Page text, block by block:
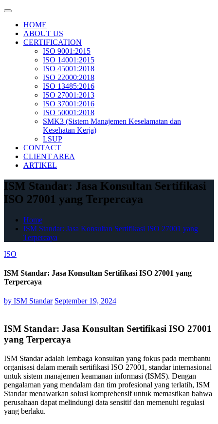
Skip
contentHOME
ABOUT US
CERTIFICATION
ISO 9001:2015
ISO 14001:2015
ISO 45001:2018
ISO 22000:2018
ISO 13485:2016
ISO 27001:2013
ISO 37001:2016
ISO 50001:2018
SMK3 (Sistem Manajemen Keselamatan dan
Kesehatan Kerja)
LSUP
CONTACT
CLIENT AREA
ARTIKEL
ISM Standar: Jasa Konsultan Sertifikasi
ISO 27001 yang Terpercaya
Home
ISM Standar: Jasa Konsultan Sertifikasi ISO 27001 yang
Terpercaya
ISO
ISM Standar: Jasa Konsultan Sertifikasi ISO 27001 yang
Terpercaya
by ISM Standar September 19, 2024
ISM Standar: Jasa Konsultan Sertifikasi ISO 27001
yang Terpercaya
ISM Standar adalah lembaga konsultan yang fokus pada membantu
organisasi dalam meraih sertifikasi ISO 27001, standar internasional
untuk sistem manajemen keamanan informasi (ISMS). Dengan
pengalaman yang mendalam dan tim profesional yang terlatih, ISM
Standar menawarkan solusi komprehensif untuk memastikan bahwa
perusahaan dapat melindungi data sensitif dan memenuhi regulasi
yang berlaku.